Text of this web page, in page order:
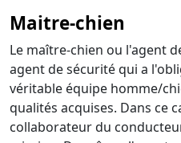
Maitre-chien
Le maître-chien ou l'agent
agent de sécurité qui a
véritable équipe homme/
qualités acquises. Dans ce
collaborateur du